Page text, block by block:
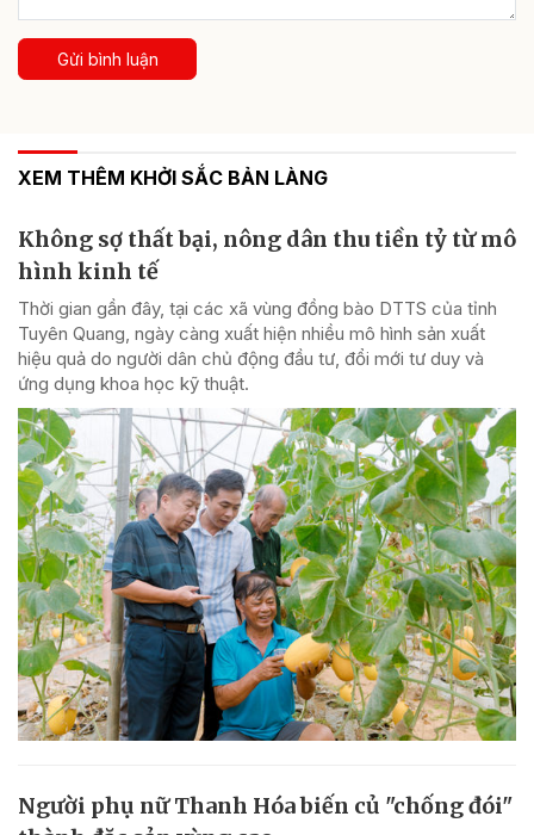
Gửi bình luận
XEM THÊM KHỞI SẮC BẢN LÀNG
Không sợ thất bại, nông dân thu tiền tỷ từ mô
hình kinh tế
Thời gian gần đây, tại các xã vùng đồng bào DTTS của tỉnh
Tuyên Quang, ngày càng xuất hiện nhiều mô hình sản xuất
hiệu quả do người dân chủ động đầu tư, đổi mới tư duy và
ứng dụng khoa học kỹ thuật.
Người phụ nữ Thanh Hóa biến củ "chống đói"